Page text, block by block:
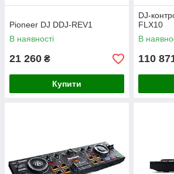
Pioneer DJ DDJ-REV1
В наявності
21 260 ₴
Купити
DJ-
FLX10
В
110